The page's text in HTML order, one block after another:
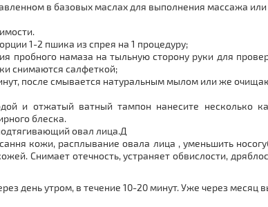
в базовых маслах для выполнения массажа
1-2 пшика из спрея на 1 процедуру;
пробного намаза на тыльную сторону руки для
снимаются салфеткой;
после смывается натуральным мылом или же
и отжатый ватный тампон нанесите несколько
блеска.
овал лица.Д
кожи, расплывание овала лица , уменьшить
Снимает отечность, устраняет обвислости,
день утром, в течение 10-20 минут. Уже через месяц